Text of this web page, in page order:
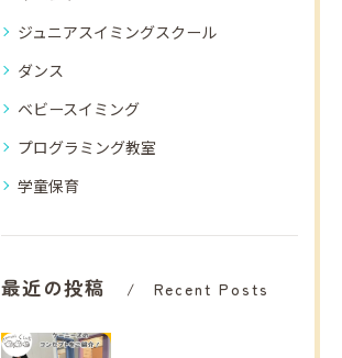
ジュニアスイミングスクール
ダンス
ベビースイミング
プログラミング教室
学童保育
最近の投稿 Recent Posts